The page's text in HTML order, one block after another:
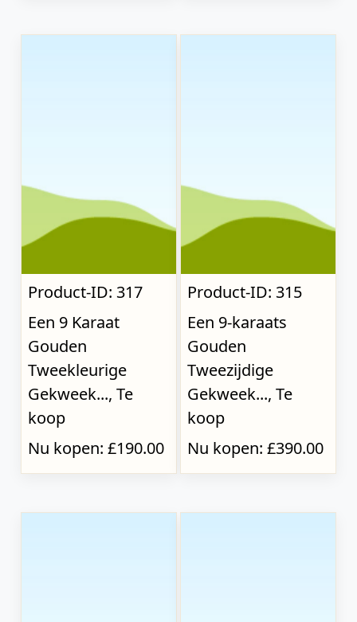
Product-ID: 317
Een 9 Karaat
Gouden
Tweekleurige
Gekweek..., Te
koop
Nu kopen: £190.00
Product-ID: 315
Een 9-karaats
Gouden
Tweezijdige
Gekweek..., Te
koop
Nu kopen: £390.00